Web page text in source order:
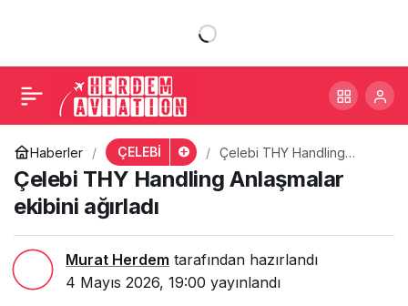
Haberler ÇELEBİ
Çelebi THY Handling
Anlaşmalar ekibini ağırladı
Çelebi THY Handling Anlaşmalar
ekibini ağırladı
Murat Herdem tarafından hazırlandı
4 Mayıs 2026, 19:00 yayınlandı
Anlaşmalar ekibini
ağırladı